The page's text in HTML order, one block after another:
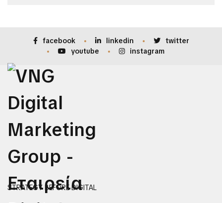
facebook linkedin
twitter
youtube
instagram
STRATEGY BEFORE DIGITAL